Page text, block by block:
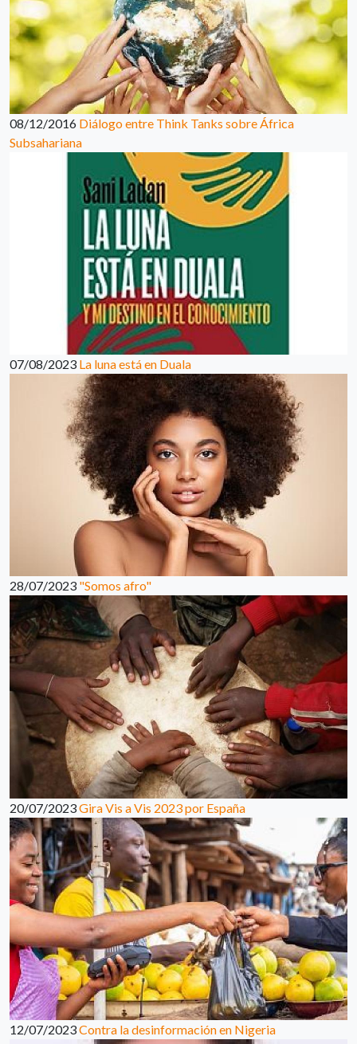
08/12/2016 Diálogo entre Think Tanks sobre África
Subsahariana
07/08/2023 La luna está en Duala
28/07/2023 "Somos afro"
20/07/2023Gira Vis a Vis 2023 por España
12/07/2023Contra la desinformación en Nigeria